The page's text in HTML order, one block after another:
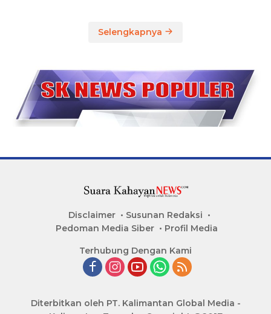
Selengkapnya
Disclaimer
Susunan Redaksi
Pedoman Media Siber
Profil Media
Terhubung Dengan Kami
Diterbitkan oleh PT. Kalimantan Global Media -